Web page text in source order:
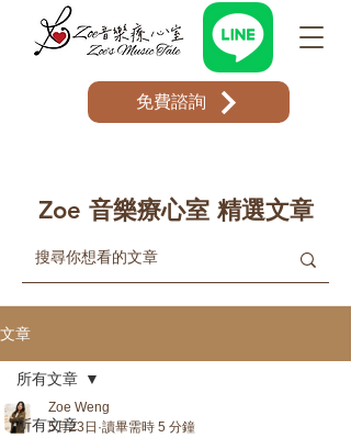
免費諮詢
Zoe 音樂療心室 精選文章
文章
所有文章
所有文章
Zoe Weng
5月23日 讀畢需時 5 分鐘